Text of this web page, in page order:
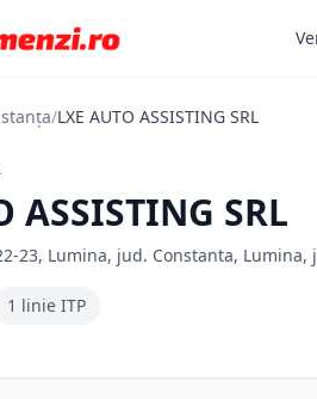
/LXE AUTO ASSISTING SRL
ASSISTING SRL
23, Lumina, jud. Constanta, Lumina,
1 linie ITP